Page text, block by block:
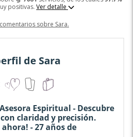
positivas. Ver detalle
sobre Sara.
de Sara
Espiritual - Descubre
claridad y precisión.
- 27 años de